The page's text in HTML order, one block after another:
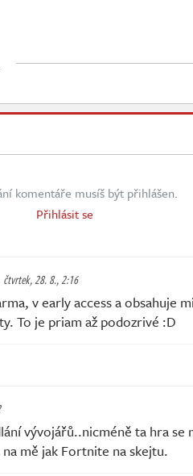
komentáře musíš být přihlášen.
Přihlásit se
čtvrtek, 28. 8., 2:16
v early access a obsahuje
To je priam až podozrivé :D
vývojářů..nicméně ta hra se
mě jak Fortnite na skejtu.